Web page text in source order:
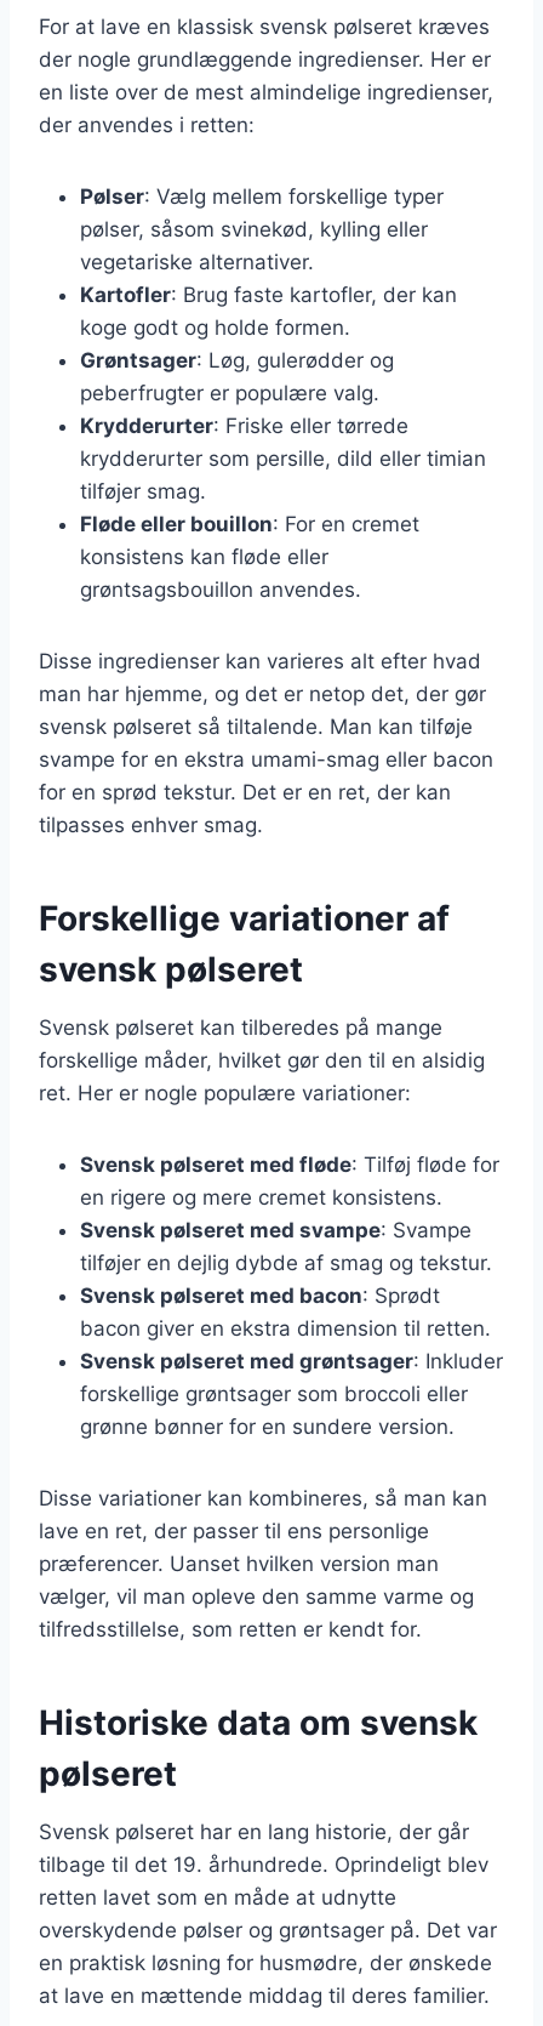
For at lave en klassisk svensk pølseret kræves
der nogle grundlæggende ingredienser. Her er
en liste over de mest almindelige ingredienser,
der anvendes i retten:
Pølser: Vælg mellem forskellige typer
pølser, såsom svinekød, kylling eller
vegetariske alternativer.
Kartofler: Brug faste kartofler, der kan
koge godt og holde formen.
Grøntsager: Løg, gulerødder og
peberfrugter er populære valg.
Krydderurter: Friske eller tørrede
krydderurter som persille, dild eller timian
tilføjer smag.
Fløde eller bouillon: For en cremet
konsistens kan fløde eller
grøntsagsbouillon anvendes.
Disse ingredienser kan varieres alt efter hvad
man har hjemme, og det er netop det, der gør
svensk pølseret så tiltalende. Man kan tilføje
svampe for en ekstra umami-smag eller bacon
for en sprød tekstur. Det er en ret, der kan
tilpasses enhver smag.
Forskellige variationer af
svensk pølseret
Svensk pølseret kan tilberedes på mange
forskellige måder, hvilket gør den til en alsidig
ret. Her er nogle populære variationer:
Svensk pølseret med fløde: Tilføj fløde for
en rigere og mere cremet konsistens.
Svensk pølseret med svampe: Svampe
tilføjer en dejlig dybde af smag og tekstur.
Svensk pølseret med bacon: Sprødt
bacon giver en ekstra dimension til retten.
Svensk pølseret med grøntsager: Inkluder
forskellige grøntsager som broccoli eller
grønne bønner for en sundere version.
Disse variationer kan kombineres, så man kan
lave en ret, der passer til ens personlige
præferencer. Uanset hvilken version man
vælger, vil man opleve den samme varme og
tilfredsstillelse, som retten er kendt for.
Historiske data om svensk
pølseret
Svensk pølseret har en lang historie, der går
tilbage til det 19. århundrede. Oprindeligt blev
retten lavet som en måde at udnytte
overskydende pølser og grøntsager på. Det var
en praktisk løsning for husmødre, der ønskede
at lave en mættende middag til deres familier.